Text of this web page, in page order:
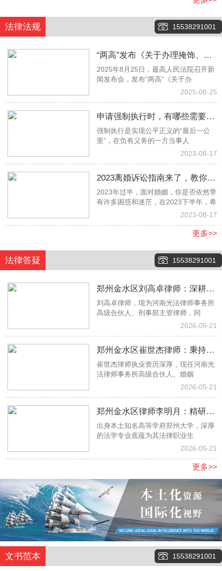
法律法规 15538291001
“两高”发布《关于办理掩饰、隐
瞒犯罪所得、犯罪所得收益刑事
案件适用法律若干问题的解释》
2025年8月25日，最高人民法院召开新
闻发布会，发布“两高”《关于办
2025-08-25
申请强制执行时，有哪些需要注
意的事项？
强制执行是实现公平正义的“最后一公
里”，在负有义务的一方当事人
2023-08-17
2023离婚诉讼指南来了，教你少
走冤枉路！建议收藏→
2023年过半，面对婚姻，你是否依然带
有许多困惑和迷茫，在2023下半年，希
2023-08-17
更多>>
法律答疑 15538291001
郑州金水区刘高卓律师：深耕刑
事辩护一线，以专业实力守护司
刘高卓律师，现为河南光法律师事务所
高级合伙人、刑事部主管律师，同
2026-05-21
郑州金水区崔世杰律师：秉持专
业初心 专攻婚姻家事法律难题
崔世杰律师执业资历深厚，现任河南光
法律师事务所高级合伙人、婚姻
2026-05-21
郑州金水区律师李明月：精研借
贷房产工程纠纷 专业助力权益落
出身本土知名高等学府郑州大学，深厚
的法学专业底蕴为其法律职业生
2026-05-21
更多>>
文书范本 15538291001